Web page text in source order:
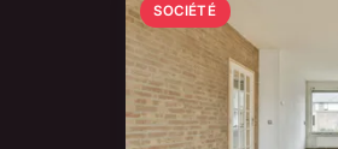
SOCIÉTÉ